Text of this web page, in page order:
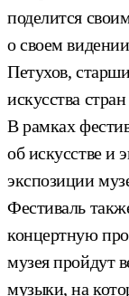
поделится
о своем
Петухов,
искусства
В рамках
об искусстве и
экспозиции
Фестиваль
концертную
музея пройдут
музыки, на